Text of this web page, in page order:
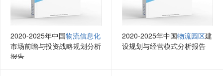
2020-2025年中国物流信息化
市场前瞻与投资战略规划分析
报告
2020-2025年中国物流园区建
设规划与经营模式分析报告